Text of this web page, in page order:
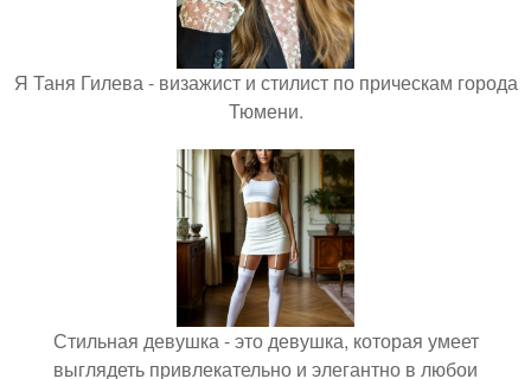
Я Таня Гилева - визажист и стилист по прическам города
Тюмени.
Стильная девушка - это девушка, которая умеет
выглядеть привлекательно и элегантно в любои